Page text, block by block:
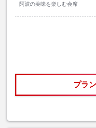
阿波の美味を楽しむ会席
プラ